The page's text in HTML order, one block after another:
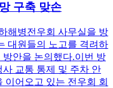
구축 맞손
해병전우회 사무실을 방
대원들의 노고를 격려하
안을 논의했다.이번 방
교통 통제 및 주차 안
이어오고 있는 전우회 회